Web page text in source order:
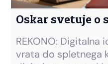
Oskar svetuje o
REKONO:
vrata do spletnega